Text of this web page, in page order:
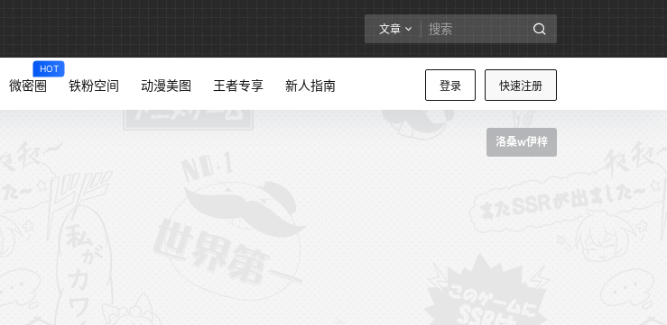
文章
登录 快速注册
微密圈
HOT
铁粉空间 动漫美图 王者专享 新人指南
洛桑w伊梓